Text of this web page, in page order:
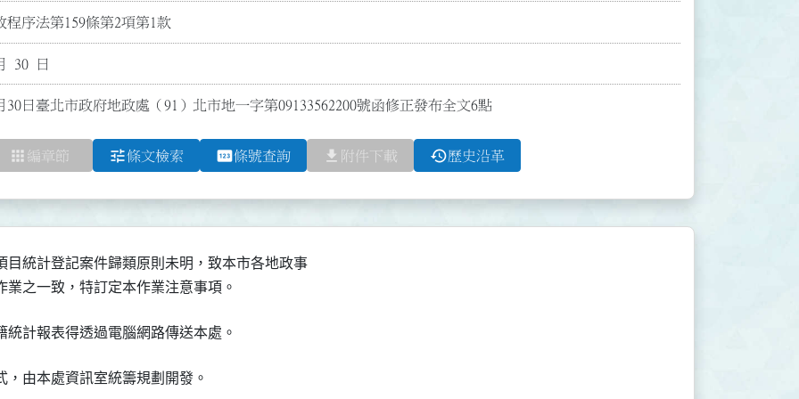
程序法第159條第2項第1款
30 日
30日臺北市政府地政處（91）北市地一字第09133562200號函修正發布全文6點
apps 編章節 tune條文檢索 pin條號查詢 file_download 附件下載 history歷史沿革
統計登記案件歸類原則未明，致本市各地政事